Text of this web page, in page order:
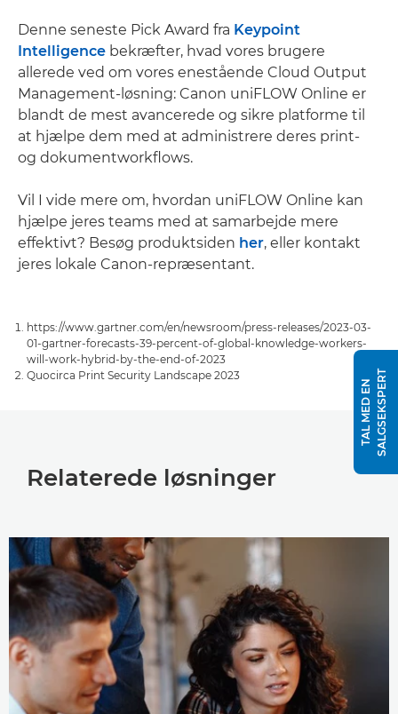
Denne seneste Pick Award fra Keypoint
Intelligence bekræfter, hvad vores brugere
allerede ved om vores enestående Cloud Output
Management-løsning: Canon uniFLOW Online er
blandt de mest avancerede og sikre platforme til
at hjælpe dem med at administrere deres print-
og dokumentworkflows.
Vil I vide mere om, hvordan uniFLOW Online kan
hjælpe jeres teams med at samarbejde mere
effektivt? Besøg produktsiden her, eller kontakt
jeres lokale Canon-repræsentant.
https://www.gartner.com/en/newsroom/press-releases/2023-03-
01-gartner-forecasts-39-percent-of-global-knowledge-workers-
will-work-hybrid-by-the-end-of-2023
Quocirca Print Security Landscape 2023
Relaterede løsninger
T
A
L
M
E
D
E
N
S
A
L
G
S
E
K
S
P
E
RT